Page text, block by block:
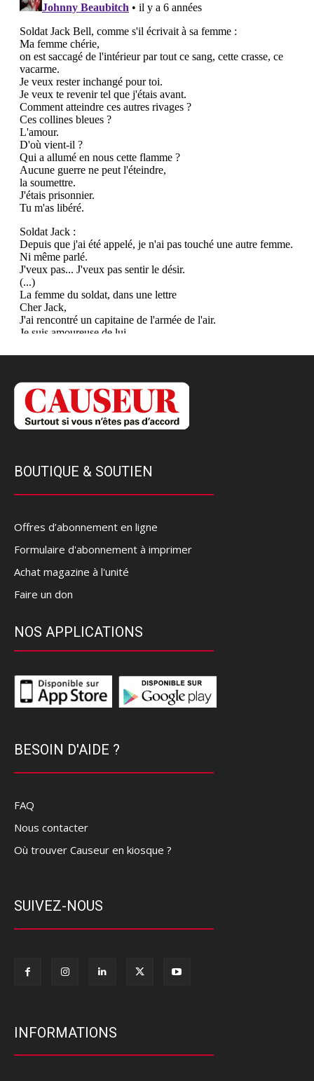
BOUTIQUE & SOUTIEN
Offres d’abonnement en ligne
Formulaire d'abonnement à imprimer
Achat magazine à l'unité
Faire un don
NOS APPLICATIONS
BESOIN D'AIDE ?
FAQ
Nous contacter
Où trouver Causeur en kiosque ?
SUIVEZ-NOUS
INFORMATIONS